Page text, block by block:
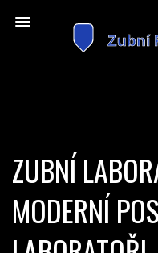
ZUBNÍ
MODERNÍ